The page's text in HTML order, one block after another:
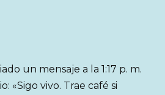
un mensaje a la 1:17 p. m.
«Sigo vivo. Trae café si